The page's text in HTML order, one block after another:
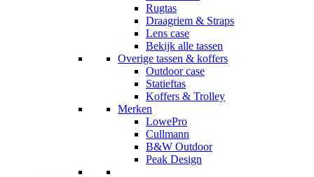
Rugtas
Draagriem & Straps
Lens case
Bekijk alle tassen
Overige tassen & koffers
Outdoor case
Statieftas
Koffers & Trolley
Merken
LowePro
Cullmann
B&W Outdoor
Peak Design